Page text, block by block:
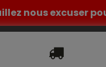
nous excuser